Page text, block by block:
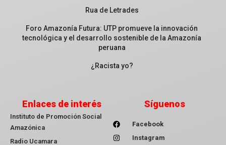
Rua de Letrades
Foro Amazonía Futura: UTP promueve la innovación
tecnológica y el desarrollo sostenible de la Amazonía
peruana
¿Racista yo?
Enlaces de interés
Instituto de Promoción Social
Amazónica
Radio Ucamara
Síguenos
Facebook
Instagram